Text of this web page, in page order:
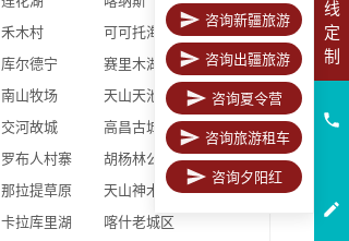
禾木村
可可托海
库尔德宁
赛里木湖
南山牧场
天山天池
交河故城
高昌古城
罗布人村寨
胡杨林公园
那拉提草原
天山神木园
卡拉库里湖
喀什老城区
线
定
制
咨询新疆旅游
咨询出疆旅游
咨询夏令营
咨询旅游租车
咨询夕阳红